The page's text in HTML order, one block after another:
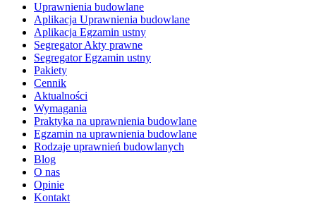
Uprawnienia budowlane
Aplikacja Uprawnienia budowlane
Aplikacja Egzamin ustny
Segregator Akty prawne
Segregator Egzamin ustny
Pakiety
Cennik
Aktualności
Wymagania
Praktyka na uprawnienia budowlane
Egzamin na uprawnienia budowlane
Rodzaje uprawnień budowlanych
Blog
O nas
Opinie
Kontakt